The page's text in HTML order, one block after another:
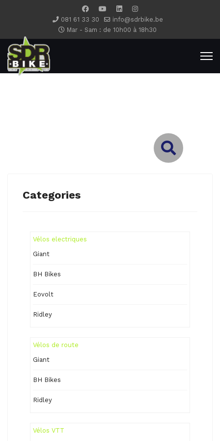
081 61 33 30
info@sdrbike.be
Mar - Sam : de 10h00 à 18h30
Categories
Vélos electriques
Giant
BH Bikes
Eovolt
Ridley
Vélos de route
Giant
BH Bikes
Ridley
Vélos VTT